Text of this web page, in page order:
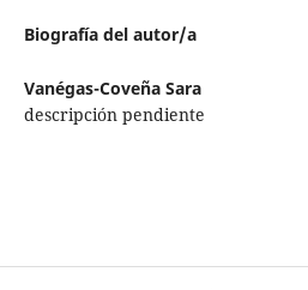
Biografía del autor/a
Vanégas-Coveña Sara
descripción pendiente